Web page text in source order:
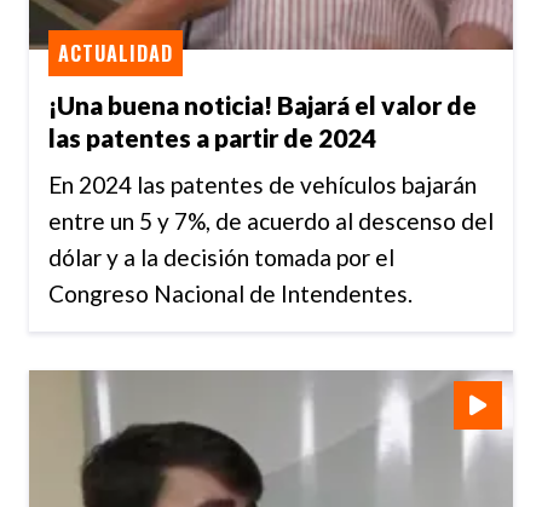
¡Una buena noticia! Bajará el valor de
las patentes a partir de 2024
ACTUALIDAD
En 2024 las patentes de vehículos bajarán
entre un 5 y 7%, de acuerdo al descenso del
dólar y a la decisión tomada por el
Congreso Nacional de Intendentes.